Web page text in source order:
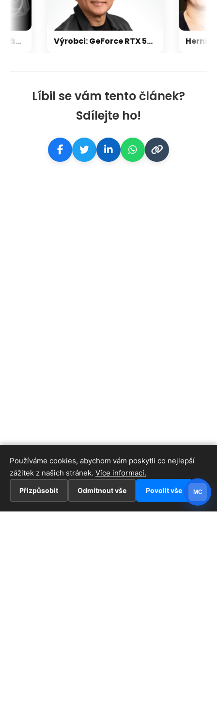
Líbil se vám tento článek?
Sdílejte ho!
Nvidia zrušila objednávku GeForce RTX 5090 za $4600, Asus ji prý dodá za $5200 Výrobci: GeForce RTX 5000 zdraží o 20-30 %, zastavili jsme dodávky levných karet
Používáme cookies, abychom vám poskytli co nejlepší
zážitek z našich stránek. Více informací.
Přizpůsobit Odmítnout vše Povolit vše MC